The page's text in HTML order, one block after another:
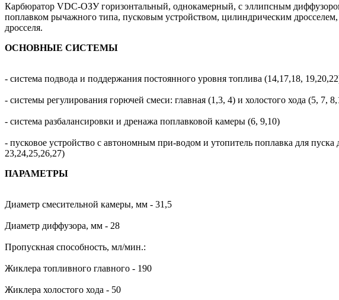
Карбюратор VDC-ОЗУ горизонтальный, однокамерный, с эллипсным
поплавком рычажного типа, пусковым устройством, цилиндрическим
дросселя.
ОСНОВНЫЕ СИСТЕМЫ
- система подвода и поддержания постоянного уровня топлива (14,17,18,
- системы регулирования горючей смеси: главная (1,3, 4) и холостого хода (5, 7,
- система разбалансировки и дренажа поплавковой камеры (6, 9,10)
- пусковое устройство с автономным при-водом и утопитель поплавка для пуска
23,24,25,26,27)
ПАРАМЕТРЫ
Диаметр смесительной камеры, мм - 31,5
Диаметр диффузора, мм - 28
Пропускная способность, мл/мин.:
Жиклера топливного главного - 190
Жиклера холостого хода - 50